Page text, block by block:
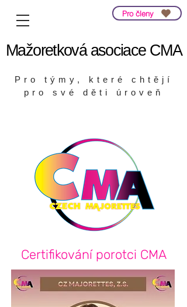
Pro týmy, které chtějí
pro své děti úroveň
Pro členy
Mažoretková asociace CMA
Mažoretková asociace CMA
Certifikování porotci CMA